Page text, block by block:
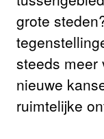
grote
steeds meer
nieuwe
ruimtelijke